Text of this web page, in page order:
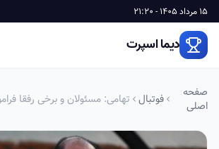
15 مرداد 1405 - 21:20
دیما اسپرت
صفحه
اصلی
فوتبال تهامی: مسئولان و برخی رفقا